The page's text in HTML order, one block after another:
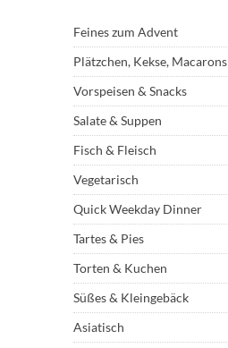
Feines zum Advent
Plätzchen, Kekse, Macarons
Vorspeisen & Snacks
Salate & Suppen
Fisch & Fleisch
Vegetarisch
Quick Weekday Dinner
Tartes & Pies
Torten & Kuchen
Süßes & Kleingebäck
Asiatisch